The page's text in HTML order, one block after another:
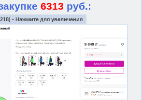
6313 руб.:
- Нажмите для увеличения